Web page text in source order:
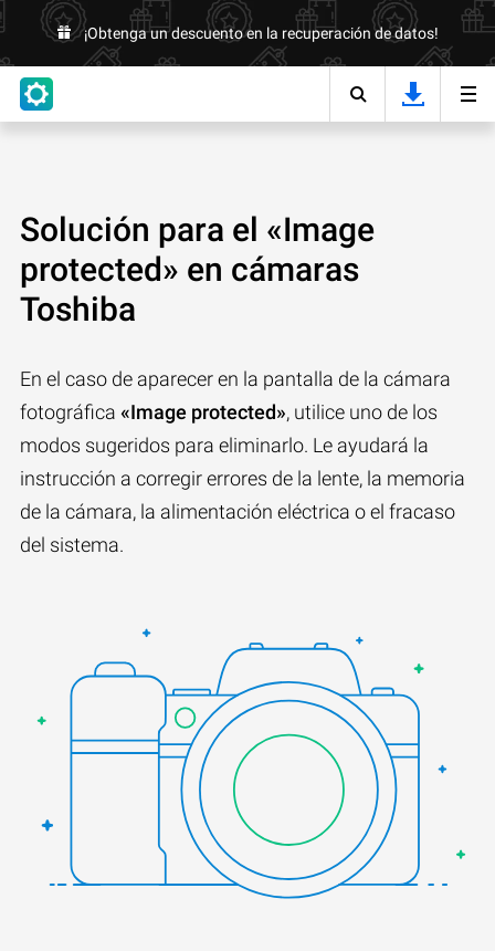
¡Obtenga un descuento en la recuperación de datos!
Solución para el «Image
protected» en cámaras
Toshiba
En el caso de aparecer en la pantalla de la cámara
fotográfica «Image protected», utilice uno de los
modos sugeridos para eliminarlo. Le ayudará la
instrucción a corregir errores de la lente, la memoria
de la cámara, la alimentación eléctrica o el fracaso
del sistema.